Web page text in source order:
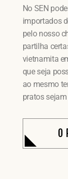
No SEN
importados
pelo nosso
partilha
vietnamita
que seja
ao mesmo
pratos
O